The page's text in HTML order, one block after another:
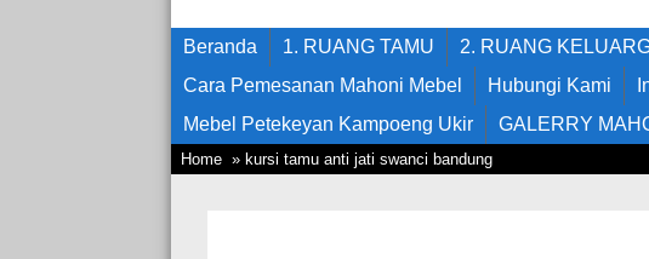
Beranda 1. RUANG TAMU 2. RUANG
Cara Pemesanan Mahoni Mebel
Hubungi Kami
Mebel Petekeyan Kampoeng Ukir
GALERRY
Home » kursi tamu anti jati swanci bandung